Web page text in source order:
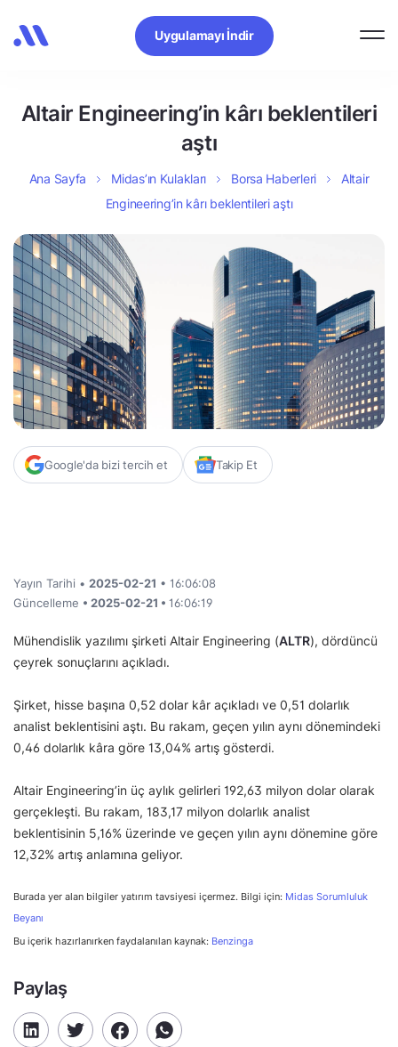
Uygulamayı İndir
Altair Engineering’in kârı beklentileri
aştı
Ana Sayfa Midas’ın Kulakları Borsa Haberleri
Altair
Engineering’in kârı beklentileri aştı
Google'da bizi tercih et Takip Et
Yayın Tarihi • 2025-02-21 • 16:06:08
Güncelleme • 2025-02-21 • 16:06:19
Mühendislik yazılımı şirketi Altair Engineering (ALTR), dördüncü
çeyrek sonuçlarını açıkladı.
Şirket, hisse başına 0,52 dolar kâr açıkladı ve 0,51 dolarlık
analist beklentisini aştı. Bu rakam, geçen yılın aynı dönemindeki
0,46 dolarlık kâra göre 13,04% artış gösterdi.
Altair Engineering’in üç aylık gelirleri 192,63 milyon dolar olarak
gerçekleşti. Bu rakam, 183,17 milyon dolarlık analist
beklentisinin 5,16% üzerinde ve geçen yılın aynı dönemine göre
12,32% artış anlamına geliyor.
Burada yer alan bilgiler yatırım tavsiyesi içermez. Bilgi için: Midas Sorumluluk
Beyanı
Bu içerik hazırlanırken faydalanılan kaynak: Benzinga
Paylaş